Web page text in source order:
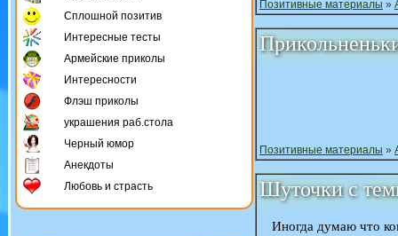
Сплошной позитив
Интересные тесты
Армейские приколы
Интересности
Флэш приколы
украшения раб.стола
Черный юмор
Анекдоты
Любовь и страсть
Позитивные материалы »
Позитивные материалы »
Шуточки с
Иногда думаю что